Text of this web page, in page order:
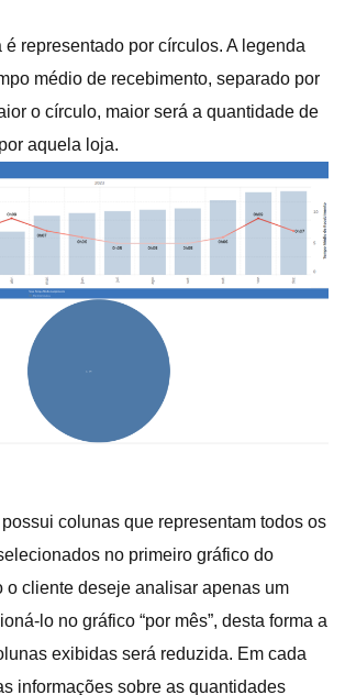
é representado por círculos. A legenda
médio de recebimento, separado por
o círculo, maior será a quantidade de
aquela loja.
colunas que representam todos os
no primeiro gráfico do
o cliente deseje analisar apenas um
lo no gráfico “por mês”, desta forma a
exibidas será reduzida. Em cada
informações sobre as quantidades